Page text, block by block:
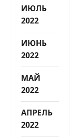
ИЮЛЬ
2022
ИЮНЬ
2022
МАЙ
2022
АПРЕЛЬ
2022